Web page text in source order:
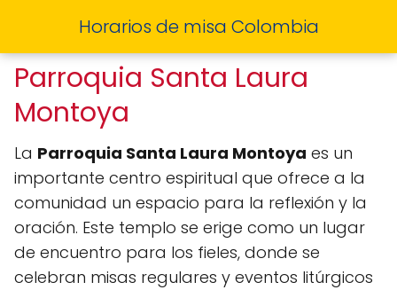
Horarios de misa Colombia
Parroquia Santa Laura
Montoya
La Parroquia Santa Laura Montoya es un
importante centro espiritual que ofrece a la
comunidad un espacio para la reflexión y la
oración. Este templo se erige como un lugar
de encuentro para los fieles, donde se
celebran misas regulares y eventos litúrgicos